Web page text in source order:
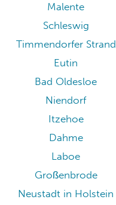
Malente
Schleswig
Timmendorfer Strand
Eutin
Bad Oldesloe
Niendorf
Itzehoe
Dahme
Laboe
Großenbrode
Neustadt in Holstein